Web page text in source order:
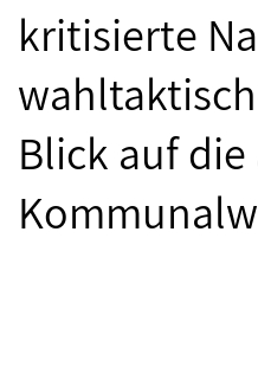
kritisierte
Blick auf